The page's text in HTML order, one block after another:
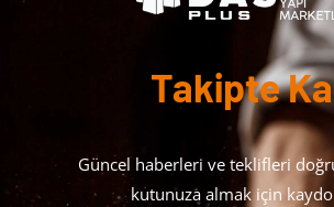
Takipte
Güncel haberleri ve teklifleri
kutunuza almak için